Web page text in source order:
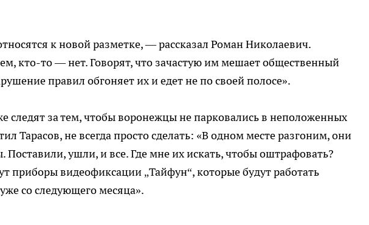
к новой разметке, — рассказал Роман Николаевич.
кто-то— нет. Говорят, что зачастую им мешает общественный
правил обгоняет их и едет не по своей полосе».
следят за тем, чтобы воронежцы не парковались в неположенных
Тарасов, не всегда просто сделать: «В одном месте разгоним, они
ушли, и все. Где мне их искать, чтобы оштрафовать?
приборы видеофиксации „Тайфун“, которые будут работать
со следующего месяца».